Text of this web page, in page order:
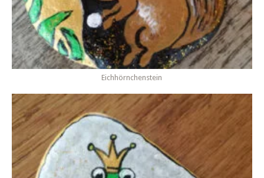
Eichhörnchenstein